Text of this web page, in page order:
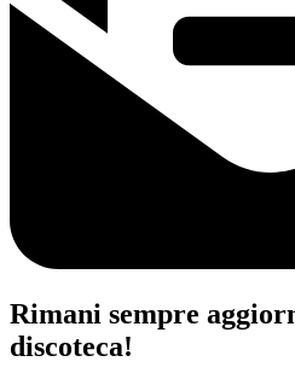
Rimani sempre
discoteca!